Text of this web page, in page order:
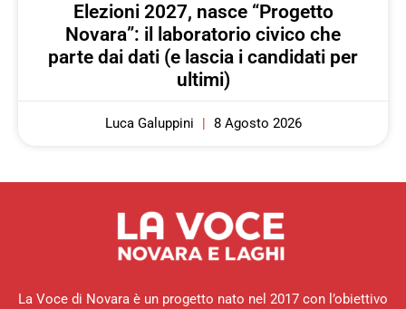
Elezioni 2027, nasce “Progetto
Novara”: il laboratorio civico che
parte dai dati (e lascia i candidati per
ultimi)
Luca Galuppini 8 Agosto 2026
La Voce di Novara è un progetto nato nel 2017 con l’obiettivo